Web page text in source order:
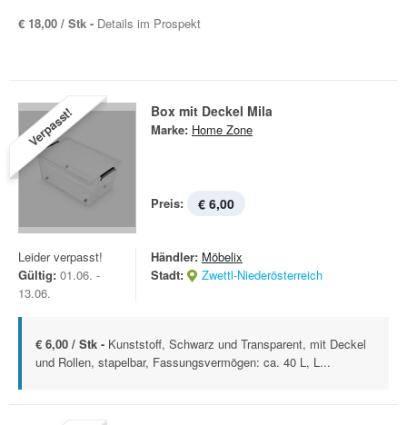
€ 18,00 / Stk - Details im Prospekt
Verpasst! Box mit Deckel Mila
Marke: Home Zone
Preis: € 6,00
Leider verpasst!
Gültig: 01.06. -
13.06.
Händler: Möbelix
Stadt:
Zwettl-Niederösterreich
€ 6,00 / Stk - Kunststoff, Schwarz und Transparent, mit Deckel
und Rollen, stapelbar, Fassungsvermögen: ca. 40 L, L...